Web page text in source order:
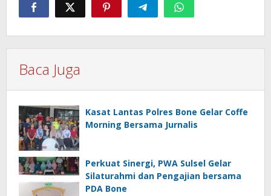
Baca Juga
Kasat Lantas Polres Bone Gelar Coffe
Morning Bersama Jurnalis
Perkuat Sinergi, PWA Sulsel Gelar
Silaturahmi dan Pengajian bersama
PDA Bone